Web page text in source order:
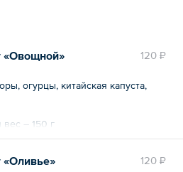
120 ₽
«Овощной»
огурцы, китайская капуста,
– 150 г
120 ₽
«Оливье»